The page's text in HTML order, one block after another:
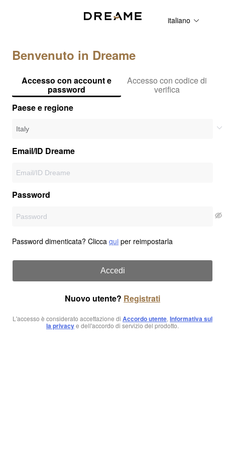
italiano
Benvenuto in Dreame
Accesso con account e
password
Accesso con codice di
verifica
Paese e regione
Email/ID Dreame
Password
Password dimenticata? Clicca qui per reimpostarla
Accedi
Nuovo utente? Registrati
L'accesso è considerato accettazione di Accordo utente, Informativa sul
la privacye dell'accordo di servizio del prodotto.